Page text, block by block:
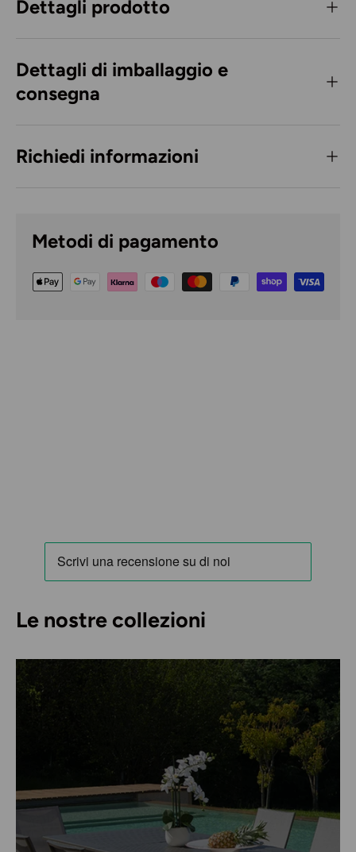
Dettagli prodotto
Dettagli di imballaggio e
consegna
Richiedi informazioni
Metodi di pagamento
Le nostre collezioni